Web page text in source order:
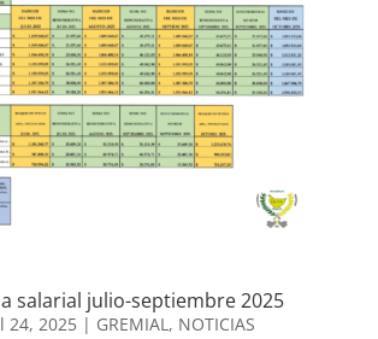
salarial julio-septiembre 2025
24, 2025| GREMIAL , NOTICIAS